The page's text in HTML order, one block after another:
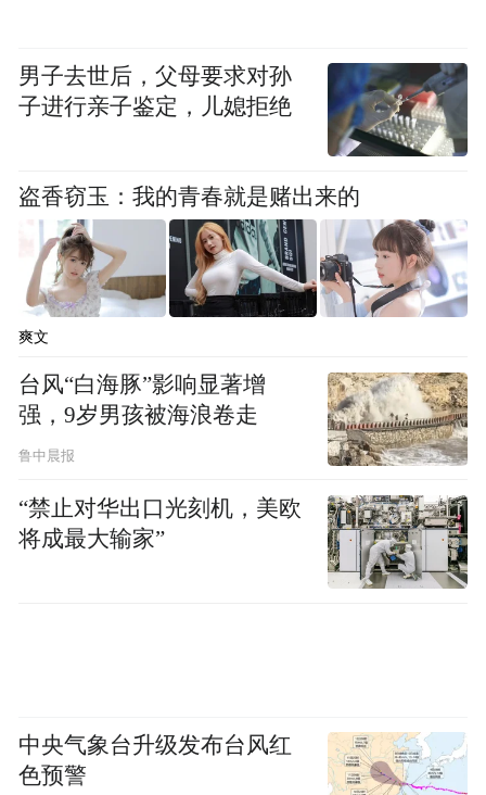
中老泰国际联运班列等10多条铁路物流通
道，物流辐射范围覆盖全球124个国家和地区
的523个港口，初步形成“联通欧洲、连接东
盟、辐射成渝”的国际多式联运服务网络。
再看长江黄金水道，江津也在努力深挖其潜
力。
江黄金水道的重要节点、全市五大区域性重
点港口之一，珞璜港通过能力达2000万吨，
男子去世后，父母要求对孙
子进行亲子鉴定，儿媳拒绝
盗香窃玉：我的青春就是赌出来的
爽文
台风“白海豚”影响显著增
强，9岁男孩被海浪卷走
鲁中晨报
“禁止对华出口光刻机，美欧
将成最大输家”
中央气象台升级发布台风红
色预警